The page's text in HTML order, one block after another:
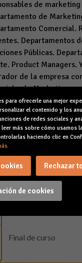
Inicio de curso
Final de curso
de
de
Comercial.
Departamentos
Públicas.
Product Managers.
de la empresa
y de Marketing.
para ofrecerle una mejor
el contenido y los
de redes sociales y
más sobre cómo usamos
haciendo clic en
de cookies
Rechazar